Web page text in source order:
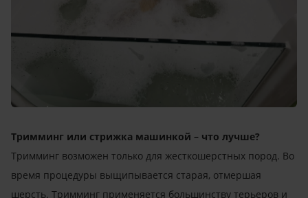
Тримминг или стрижка машинкой – что лучше?
Тримминг возможен только для жесткошерстных пород. Во
время процедуры выщипывается старая, отмершая
шерсть. Тримминг применяется большинству терьеров и